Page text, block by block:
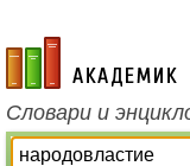
academic.ru
Словари и